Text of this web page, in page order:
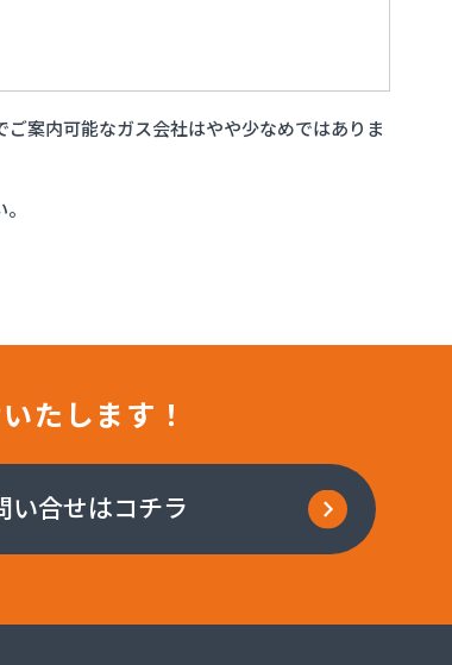
案内可能なガス会社はやや少なめではありま
たします！
い合せはコチラ